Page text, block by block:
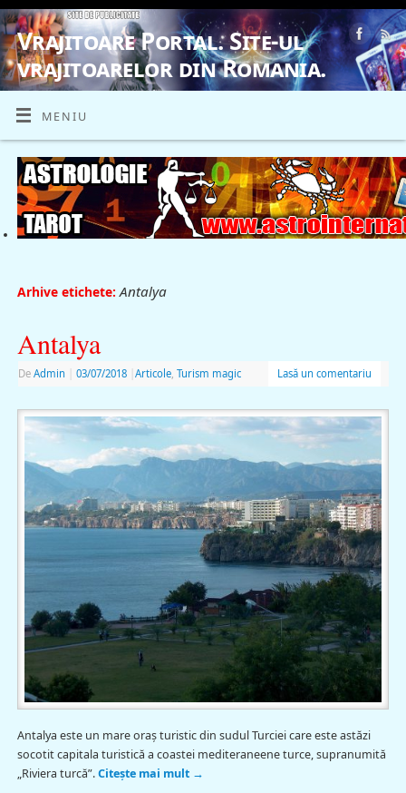
Vrajitoare Portal. Site-ul
vrajitoarelor din Romania.
VRAJITOARE, VRAJITOARELE, VRAJITOARE
MENIU
Arhive etichete:Antalya
Antalya
De Admin 03/07/2018 Articole, Turism magic Lasă un comentariu
Antalya este un mare oraş turistic din sudul Turciei care este astăzi
socotit capitala turistică a coastei mediteraneene turce, supranumită
„Riviera turcă”.Citește mai mult →